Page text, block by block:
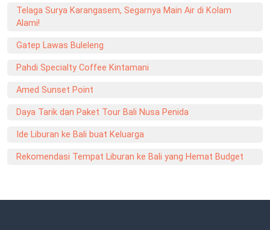
Telaga Surya Karangasem, Segarnya Main Air di Kolam
Alami!
Gatep Lawas Buleleng
Pahdi Specialty Coffee Kintamani
Amed Sunset Point
Daya Tarik dan Paket Tour Bali Nusa Penida
Ide Liburan ke Bali buat Keluarga
Rekomendasi Tempat Liburan ke Bali yang Hemat Budget